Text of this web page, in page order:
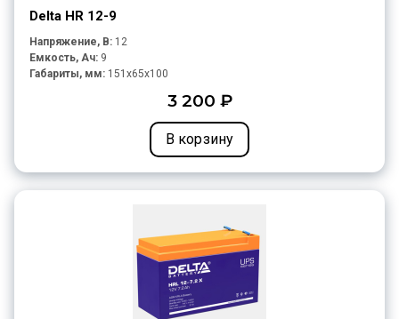
Delta HR 12-9
Напряжение, В: 12
Емкость, Ач: 9
Габариты, мм: 151x65x100
3 200 ₽
В корзину